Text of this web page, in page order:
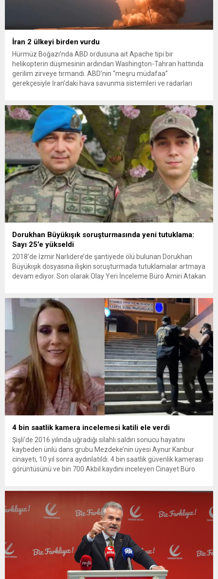
İran 2 ülkeyi birden vurdu
Hürmüz Boğazı’nda ABD ordusuna ait Apache tipi bir
helikopterin düşmesinin ardından Washington-Tahran hattında
gerilim zirveye tırmandı. ABD’nin “meşru müdafaa”
gerekçesiyle İran’daki hava savunma sistemleri ve radarları
yeni bir ABD saldırısına anında yanıt verileceğini duyurdu....
Dorukhan Büyükışık soruşturmasında yeni tutuklama:
Sayı 25’e yükseldi
2018’de İzmir Narlıdere’de şantiyede ölü bulunan Dorukhan
Büyükışık dosyasına ilişkin soruşturmada tutuklamalar artmaya
devam ediyor. Son olarak Olay Yeri İnceleme Büro Amiri Atakan
bulunan Dorukhan Büyükışık’a ilişkin yeniden açılan
soruşturmada tutuklamalar genişliyor. Son olarak dönemin...
4 bin saatlik kamera incelemesi katili ele verdi
Şişli’de 2016 yılında uğradığı silahlı saldırı sonucu hayatını
kaybeden ünlü dans grubu Mezdeke’nin üyesi Aynur Kanbur
cinayeti, 10 yıl sonra aydınlatıldı. 4 bin saatlik güvenlik kamerası
görüntüsünü ve bin 700 Akbil kaydını inceleyen Cinayet Büro